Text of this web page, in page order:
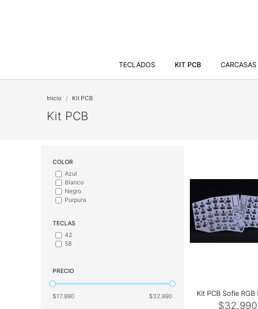
TECLADOS KIT PCB CARCASAS
Inicio Kit PCB
Kit PCB
COLOR
Azul
Blanco
Negro
Purpura
TECLAS
42
58
PRECIO
$17.990 $32.990 Kit PCB Sofle RGB
$32.990